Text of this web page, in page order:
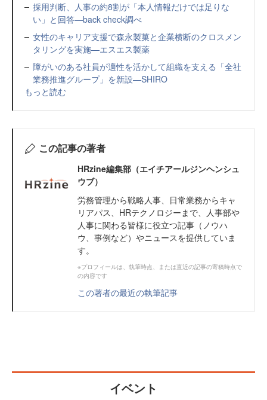
採用判断、人事の約8割が「本人情報だけでは足りな
い」と回答—back check調べ
女性のキャリア支援で森永製菓と企業横断のクロスメン
タリングを実施—エスエス製薬
障がいのある社員が適性を活かして組織を支える「全社
業務推進グループ」を新設—SHIRO
もっと読む
この記事の著者
HRzine編集部（エイチアールジンヘンシュ
ウブ）
労務管理から戦略人事、日常業務からキャ
リアパス、HRテクノロジーまで、人事部や
人事に関わる皆様に役立つ記事（ノウハ
ウ、事例など）やニュースを提供していま
す。
※プロフィールは、執筆時点、または直近の記事の寄稿時点で
の内容です
この著者の最近の執筆記事
イベント